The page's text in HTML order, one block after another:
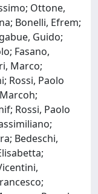
Ottone,
Bonelli, Efrem;
Guido;
Fasano,
Marco;
Rossi, Paolo
Rossi, Paolo
Bedeschi,